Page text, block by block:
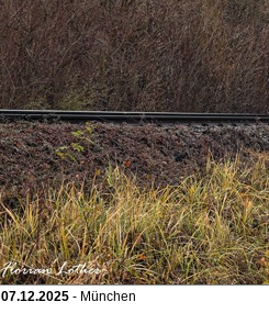
07.12.2025- München